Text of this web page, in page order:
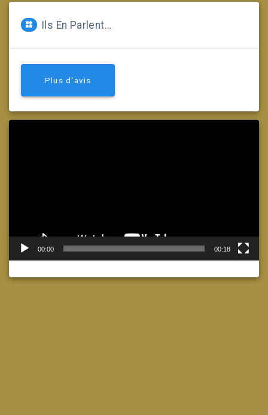
Ils En Parlent…
Plus d'avis
00:00 00:18